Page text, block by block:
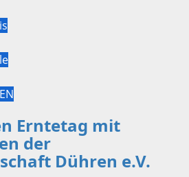
Erntetag mit
der
Dühren e.V.